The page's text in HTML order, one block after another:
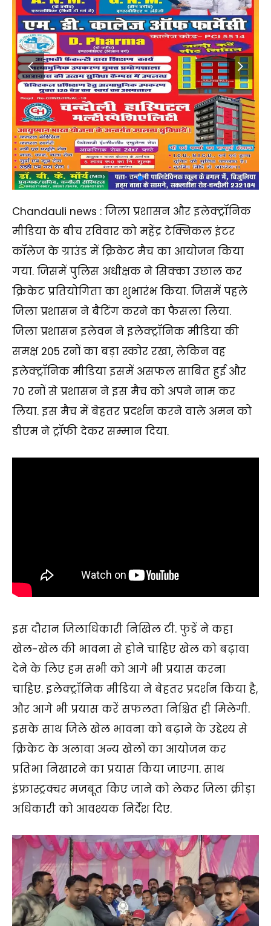
Chandauli news : जिला प्रशासन और इलेक्ट्रॉनिक
मीडिया के बीच रविवार को महेंद्र टेक्निकल इंटर
कॉलेज के ग्राउंड में क्रिकेट मैच का आयोजन किया
गया. जिसमें पुलिस अधीक्षक ने सिक्का उछाल कर
क्रिकेट प्रतियोगिता का शुभारंभ किया. जिसमें पहले
जिला प्रशासन ने बैटिंग करने का फैसला लिया.
जिला प्रशासन इलेवन ने इलेक्ट्रॉनिक मीडिया की
समक्ष 205 रनों का बड़ा स्कोर रखा, लेकिन वह
इलेक्ट्रॉनिक मीडिया इसमें असफल साबित हुई और
70 रनों से प्रशासन ने इस मैच को अपने नाम कर
लिया. इस मैच में बेहतर प्रदर्शन करने वाले अमन को
डीएम ने ट्रॉफी देकर सम्मान दिया.
इस दौरान जिलाधिकारी निखिल टी. फुडें ने कहा
खेल-खेल की भावना से होने चाहिए खेल को बढ़ावा
देने के लिए हम सभी को आगे भी प्रयास करना
चाहिए. इलेक्ट्रॉनिक मीडिया ने बेहतर प्रदर्शन किया है,
और आगे भी प्रयास करें सफलता निश्चित ही मिलेगी.
इसके साथ जिले खेल भावना को बढ़ाने के उद्देश्य से
क्रिकेट के अलावा अन्य खेलों का आयोजन कर
प्रतिभा निखारने का प्रयास किया जाएगा. साथ
इंफ्रास्ट्रक्चर मजबूत किए जाने को लेकर जिला क्रीड़ा
अधिकारी को आवश्यक निर्देश दिए.